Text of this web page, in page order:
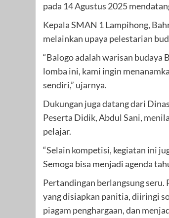
pada 14 Agustus 2025
Kepala SMAN 1 Lampihong,
melainkan upaya pelestarian
“Balogo adalah warisan budaya
lomba ini, kami ingin
sendiri,” ujarnya.
Dukungan juga datang dari
Peserta Didik, Abdul Sani,
pelajar.
“Selain kompetisi, kegiatan ini
Semoga bisa menjadi agenda
Pertandingan berlangsung seru.
yang disiapkan panitia, diiringi
piagam penghargaan, dan